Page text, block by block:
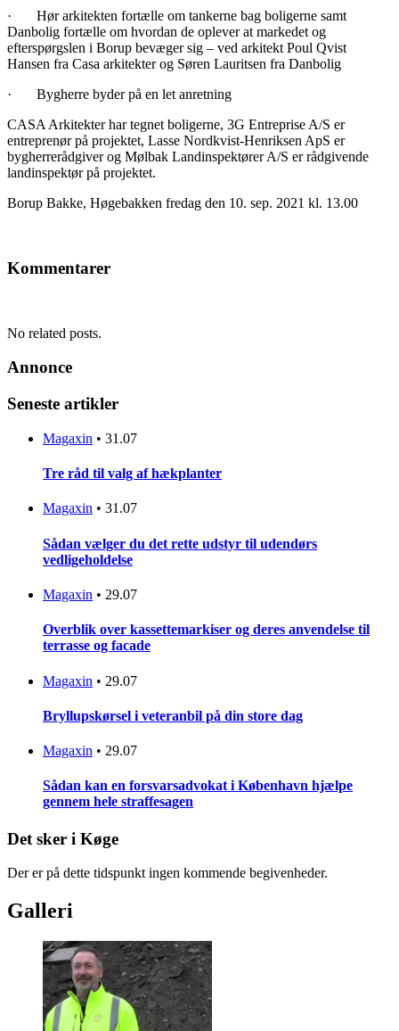
· Hør arkitekten fortælle om tankerne bag boligerne samt
Danbolig fortælle om hvordan de oplever at markedet og
efterspørgslen i Borup bevæger sig – ved arkitekt Poul Qvist
Hansen fra Casa arkitekter og Søren Lauritsen fra Danbolig
· Bygherre byder på en let anretning
CASA Arkitekter har tegnet boligerne, 3G Entreprise A/S er
entreprenør på projektet, Lasse Nordkvist-Henriksen ApS er
bygherrerådgiver og Mølbak Landinspektører A/S er rådgivende
landinspektør på projektet.
Borup Bakke, Høgebakken fredag den 10. sep. 2021 kl. 13.00
Kommentarer
No related posts.
Annonce
Seneste artikler
Magaxin • 31.07
Tre råd til valg af hækplanter
Magaxin • 31.07
Sådan vælger du det rette udstyr til udendørs
vedligeholdelse
Magaxin • 29.07
Overblik over kassettemarkiser og deres anvendelse til
terrasse og facade
Magaxin • 29.07
Bryllupskørsel i veteranbil på din store dag
Magaxin • 29.07
Sådan kan en forsvarsadvokat i København hjælpe
gennem hele straffesagen
Det sker i Køge
Der er på dette tidspunkt ingen kommende begivenheder.
Galleri